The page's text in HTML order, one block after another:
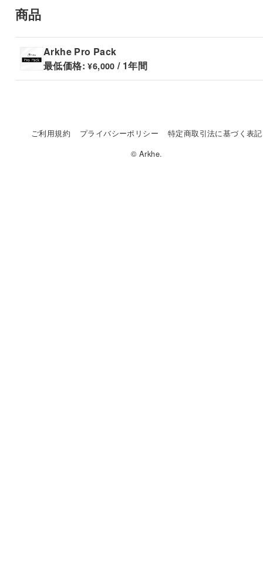
商品
Arkhe Pro Pack
最低価格:¥6,000 / 1年間
ご利用規約 プライバシーポリシー
特定商取引法に基づく表記
© Arkhe.